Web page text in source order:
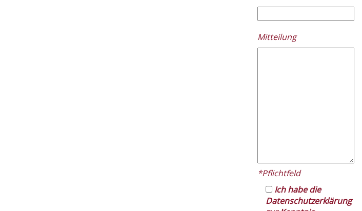
Please
leave
Mitteilung
*Pflichtfeld
Ich habe die
Datenschutzerklärung